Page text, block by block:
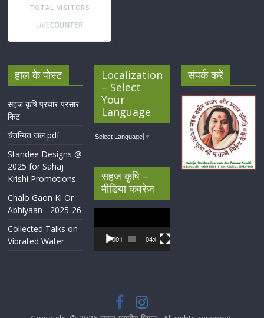
TOTAL VISITORS
हाल के पोस्ट
सहज कृषि प्रचार-प्रसार
किट
चैतन्यित जल pdf
Standee Designs @
2025 for Sahaj
Krishi Promotions
Chalo Gaon Ki Or
Abhiyaan - 2025-26
Collected Talks on
Vibrated Water
Localization
– Select
Your
Language
Select Language ▼
सहज कृषि –
मीडिया कवरेज
Player
00:00 04:07
संपर्क करें